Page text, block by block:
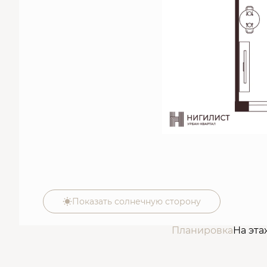
Показать солнечную сторону
ПланировкаНа